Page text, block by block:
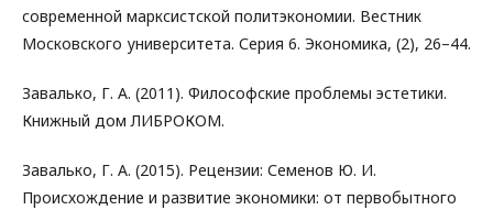
современной марксистской политэкономии. Вестник
Московского университета. Серия 6. Экономика, (2), 26–44.
Завалько, Г. А. (2011). Философские проблемы эстетики.
Книжный дом ЛИБРОКОМ.
Завалько, Г. А. (2015). Рецензии: Семенов Ю. И.
Происхождение и развитие экономики: от первобытного